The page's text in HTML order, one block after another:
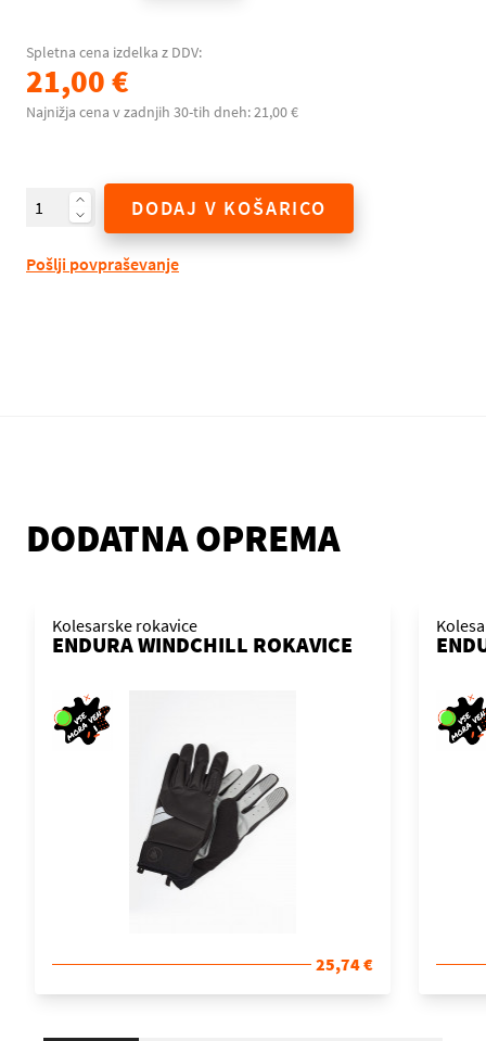
Spletna cena izdelka z DDV:
21,00 €
Najnižja cena v zadnjih 30-tih dneh: 21,00 €
DODAJ V KOŠARICO
Pošlji povpraševanje
DODATNA OPREMA
Kolesarske rokavice
ENDURA WINDCHILL ROKAVICE
25,74 €